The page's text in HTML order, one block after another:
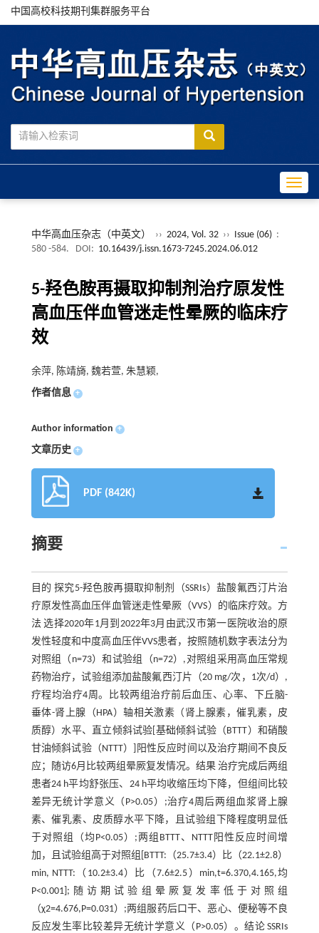
中国高校科技期刊集群服务平台
中华高血压杂志（中英文） ›› 2024, Vol. 32 ›› Issue (06) :
580 -584.
DOI: 10.16439/j.issn.1673-7245.2024.06.012
5-羟色胺再摄取抑制剂治疗原发性
高血压伴血管迷走性晕厥的临床疗
效
余萍, 陈靖旖, 魏若萱, 朱慧颖,
作者信息 +
Author information +
文章历史 +
PDF (842K)
摘要
目的 探究5-羟色胺再摄取抑制剂（SSRIs）盐酸氟西汀片治
疗原发性高血压伴血管迷走性晕厥（VVS）的临床疗效。方
法 选择2020年1月到2022年3月由武汉市第一医院收治的原
发性轻度和中度高血压伴VVS患者，按照随机数字表法分为
对照组（n=73）和试验组（n=72）,对照组采用高血压常规
药物治疗，试验组添加盐酸氟西汀片（20 mg/次，1次/d）,
疗程均治疗4周。比较两组治疗前后血压、心率、下丘脑-
垂体-肾上腺（HPA）轴相关激素（肾上腺素，催乳素，皮
质醇）水平、直立倾斜试验[基础倾斜试验（BTTT）和硝酸
甘油倾斜试验（NTTT）]阳性反应时间以及治疗期间不良反
应；随访6月比较两组晕厥复发情况。结果 治疗完成后两组
患者24 h平均舒张压、24 h平均收缩压均下降，但组间比较
差异无统计学意义（P>0.05）;治疗4周后两组血浆肾上腺
素、催乳素、皮质醇水平下降，且试验组下降程度明显低
于对照组（均P<0.05）;两组BTTT、NTTT阳性反应时间增
加，且试验组高于对照组[BTTT:（25.7±3.4）比（22.1±2.8）
min, NTTT:（10.2±3.4）比（7.6±2.5）min,t=6.370,4.165,均
P<0.001];随访期试验组晕厥复发率低于对照组
（χ2=4.676,P=0.031）;两组服药后口干、恶心、便秘等不良
反应发生率比较差异无统计学意义（P>0.05）。结论 SSRIs